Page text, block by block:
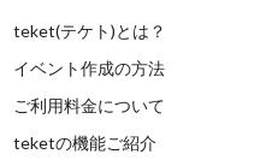
teket(テケト)とは？
イベント作成の方法
ご利用料金について
teketの機能ご紹介